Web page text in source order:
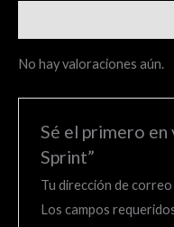
No hay valoraciones aún.
Sé el primero en
Sprint”
Tu dirección de
Los campos